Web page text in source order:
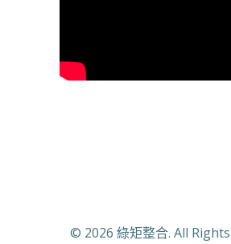
© 2026 綠矩整合. All